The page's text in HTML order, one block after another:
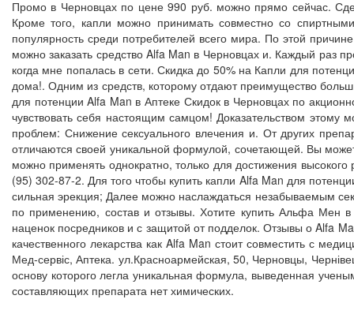
Промо в Черновцах по цене 990 руб. можно прямо сейчас.
Кроме того, капли можно принимать совместно со
популярность среди потребителей всего мира. По этой
можно заказать средство Alfa Man в Черновцах и. Каждый раз
когда мне попалась в сети. Скидка до 50% на Капли для
дома!. Одним из средств, которому отдают преимущество
для потенции Alfa Man в Аптеке Скидок в Черновцах по
чувствовать себя настоящим самцом! Доказательством
проблем: Снижение сексуального влечения и. От других
отличаются своей уникальной формулой, сочетающей. Вы
можно применять однократно, только для достижения
(95) 302-87-2. Для того чтобы купить капли Alfa Man для
сильная эрекция; Далее можно наслаждаться незабываемым
по применению, состав и отзывы. Хотите купить Альфа Мен
наценок посредников и с защитой от подделок. Отзывы о Alfa
качественного лекарства как Alfa Man стоит совместить с
Мед-сервіс, Аптека. ул.Красноармейская, 50, Черновцы,
основу которого легла уникальная формула, выведенная
составляющих препарата нет химических.